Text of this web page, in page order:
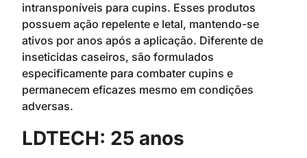
intransponíveis para cupins. Esses produtos
possuem ação repelente e letal, mantendo-se
ativos por anos após a aplicação. Diferente de
inseticidas caseiros, são formulados
especificamente para combater cupins e
permanecem eficazes mesmo em condições
adversas.
LDTECH: 25 anos